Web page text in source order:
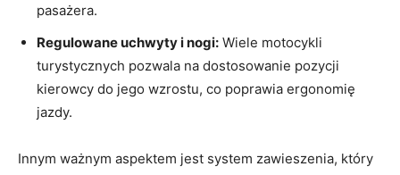
pasażera.
Regulowane uchwyty i nogi: Wiele motocykli
turystycznych pozwala na dostosowanie pozycji
kierowcy do jego wzrostu, co poprawia ergonomię
jazdy.
Innym ważnym aspektem jest system zawieszenia, który